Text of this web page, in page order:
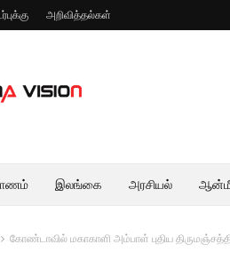
அறிவித்தல்கள்
இலங்கை அரசியல்
கோண்டாவில் மகாகாளி அம்பாள் புதிய